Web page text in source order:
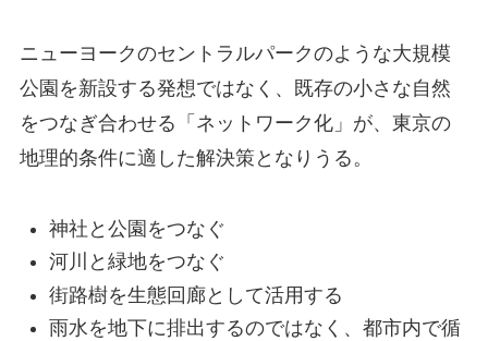
ニューヨークのセントラルパークのような大規模
公園を新設する発想ではなく、既存の小さな自然
をつなぎ合わせる「ネットワーク化」が、東京の
地理的条件に適した解決策となりうる。
神社と公園をつなぐ
河川と緑地をつなぐ
街路樹を生態回廊として活用する
雨水を地下に排出するのではなく、都市内で循